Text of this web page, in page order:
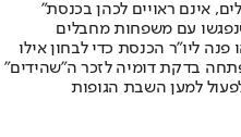
אינם ראויים לכהן בכנסת"
עם משפחות מחבלים
ליו"ר הכנסת כדי לבחון אילו
בדקת דומיה לזכר ה"שהידים"
למען השבת הגופות